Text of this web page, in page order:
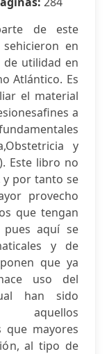
de este
en
de utilidad en
Atlántico. Es
el material
a
y
Este libro no
y por tanto se
provecho
que tengan
pues aquí se
y de
que ya
uso del
han sido
aquellos
que mayores
al tipo de